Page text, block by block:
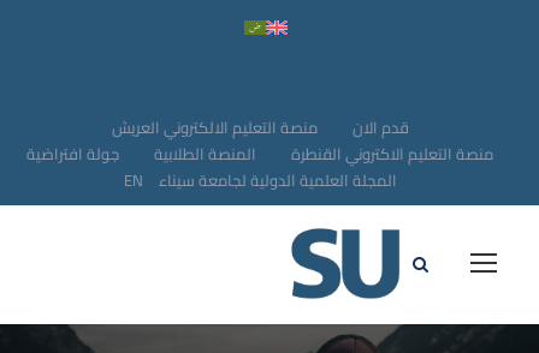
قدم الان
منصة التعليم الالكتروني العريش
منصة التعليم الاكتروني القنطرة
المنصة الطلابية
جولة افتراضية
المجلة العلمية الدولية لجامعة سيناء EN